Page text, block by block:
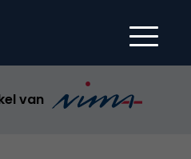
van